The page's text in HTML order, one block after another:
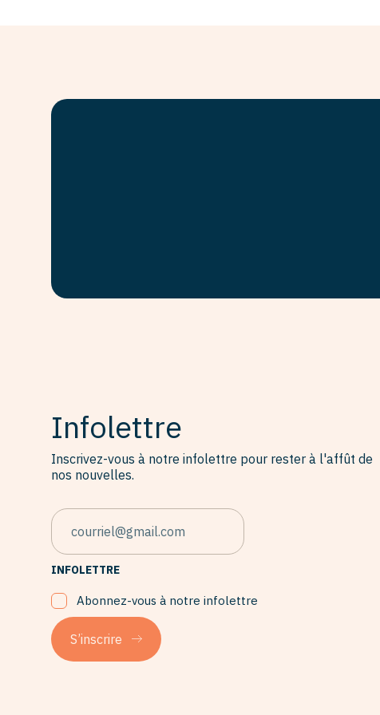
Infolettre
Inscrivez-vous à notre infolettre pour rester à l'affût de
nos nouvelles.
EMAIL
INFOLETTRE
Abonnez-vous à notre infolettre
S’inscrire